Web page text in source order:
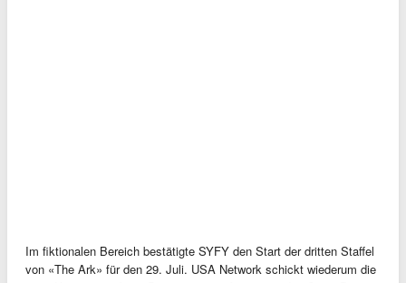
Im fiktionalen Bereich bestätigte SYFY den Start der dritten Staffel
von «The Ark» für den 29. Juli. USA Network schickt wiederum die